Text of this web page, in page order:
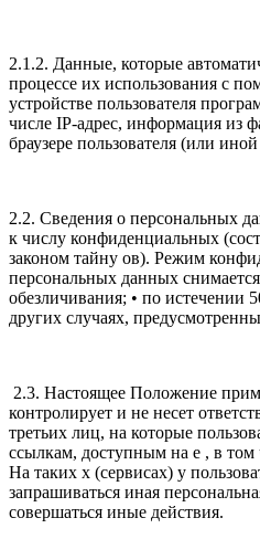
2.1.2. Данные, которые
процессе их использования с
устройстве пользователя
числе IP-адрес, информация из
браузере пользователя (или
2.2. Сведения о персональных
к числу конфиденциальных
законом тайну ов). Режим
персональных данных
обезличивания; • по истечении
других случаях,
2.3. Настоящее Положение
контролирует и не несет
третьих лиц, на которые
ссылкам, доступным на е , в том
На таких х (сервисах) у
запрашиваться иная
совершаться иные действия.